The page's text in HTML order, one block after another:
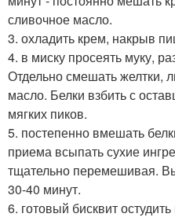
сливочное масло.
3. охладить крем, накрыв
4. в миску просеять муку,
Отдельно смешать желтки,
масло. Белки взбить с
мягких пиков.
5. постепенно вмешать
приема всыпать сухие
тщательно перемешивая.
30-40 минут.
6. готовый бисквит